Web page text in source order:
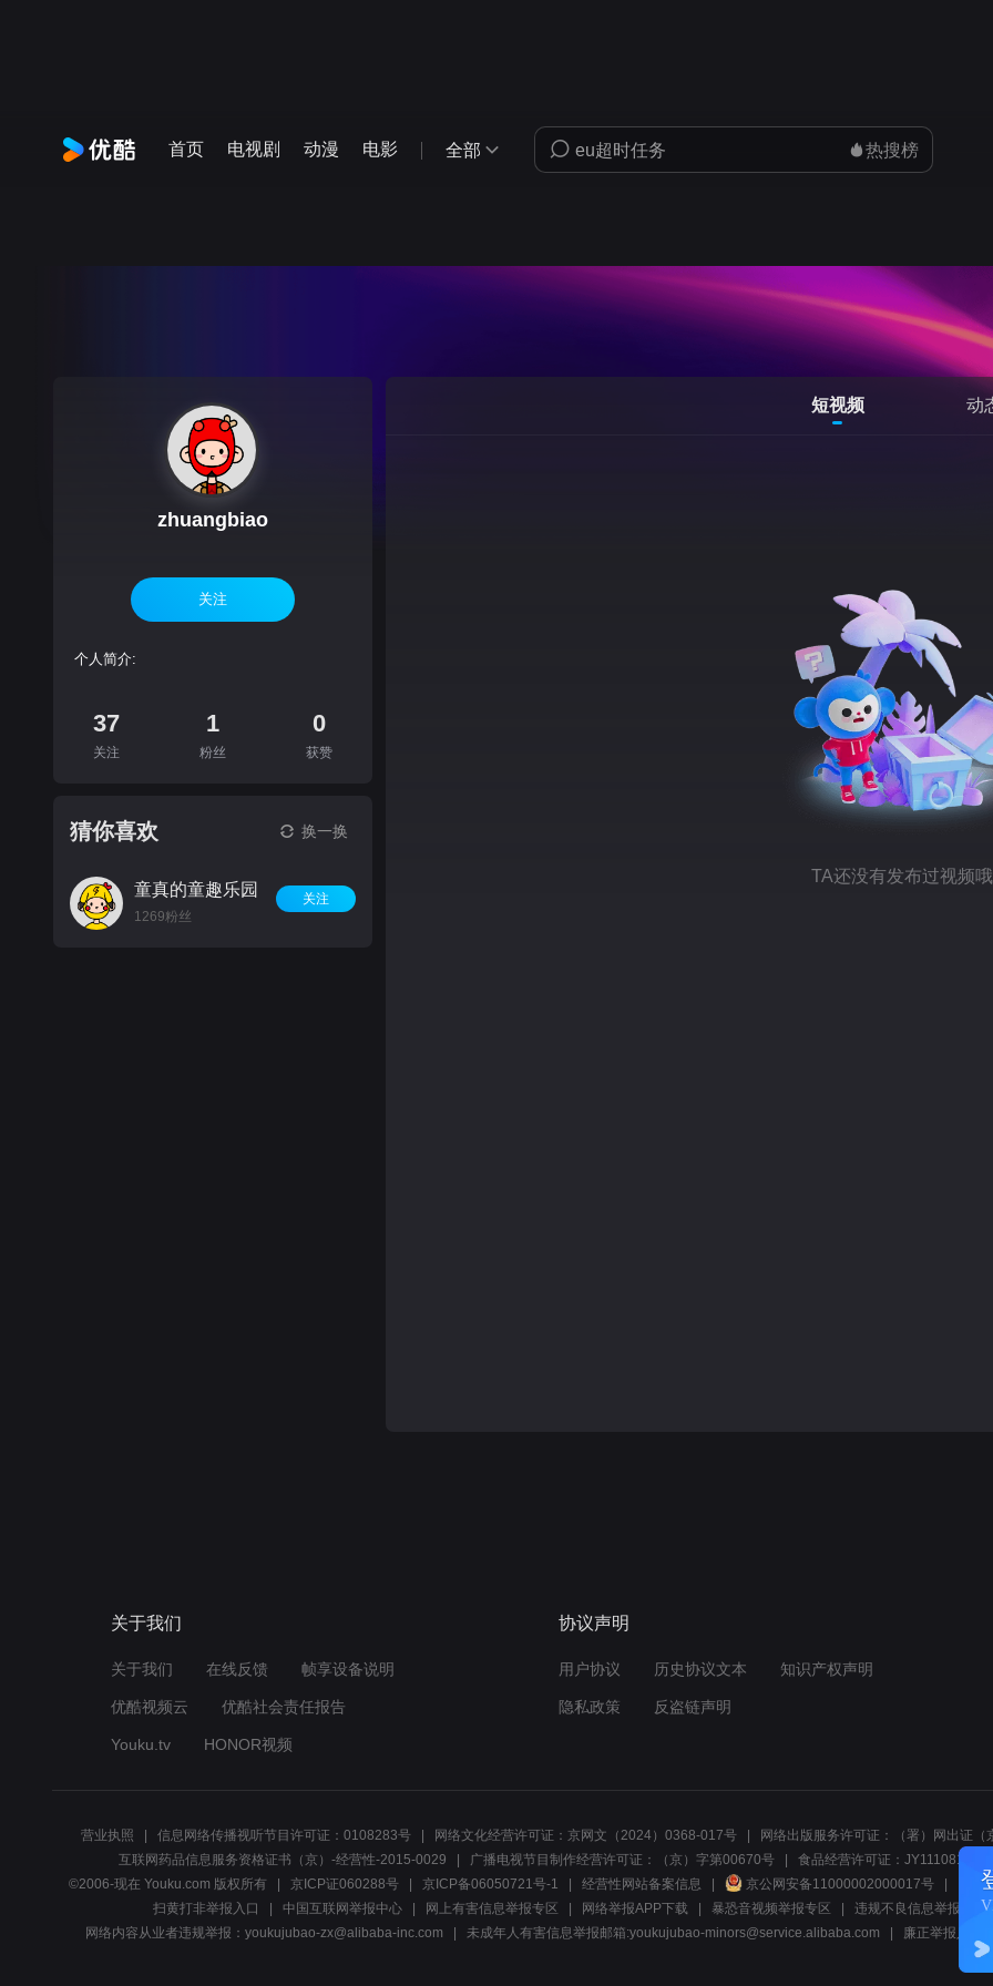
首页 电视剧 动漫 电影 全部 热搜榜
zhuangbiao
关注
个人简介:
37
关注
1
粉丝
0
获赞
猜你喜欢 换一换
童真的童趣乐园
1269粉丝
关注
短视频 动
TA还没有发布过视频
关于我们
关于我们 在线反馈 帧享设备说明
优酷视频云 优酷社会责任报告
Youku.tv HONOR视频
协议声明
用户协议 历史协议文本 知识产权声明
隐私政策 反盗链声明
营业执照 信息网络传播视听节目许可证：0108283号 网络文化经营许可证：京网文（2024）0368-017号
网络出版服务许可证：（署）网出证（
互联网药品信息服务资格证书（京）-经营性-2015-0029
广播电视节目制作经营许可证：（京）字第00670号
食品经营许可证：
©2006-现在 Youku.com 版权所有
京ICP证060288号 京ICP备06050721号-1 经营性网站备案信息 京公网安备11000002000017号
网络
扫黄打非举报入口
中国互联网举报中心 网上有害信息举报专区 网络举报APP下载 暴恐音视频举报专区
违规不良信息举报:电
网络内容从业者违规举报：youkujubao-zx@alibaba-inc.com
未成年人有害信息举报邮箱:youkujubao-minors@service.alibaba.com 廉正举报入口